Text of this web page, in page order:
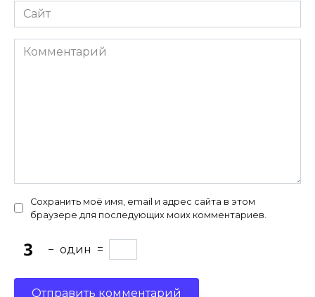
Сайт
Комментарий
Сохранить моё имя, email и адрес сайта в этом
браузере для последующих моих комментариев.
− один =